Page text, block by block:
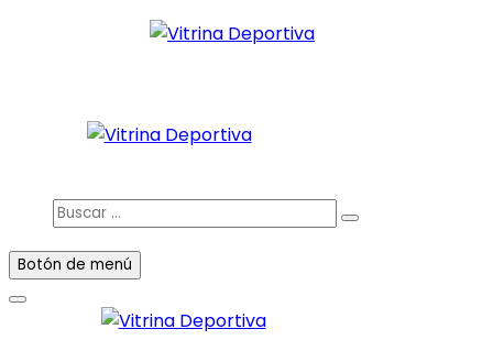
facebook
instagram
Buscar
Botón de menú